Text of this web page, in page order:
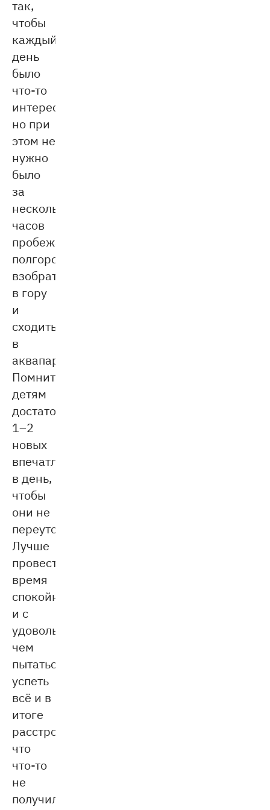
так,
чтобы
каждый
день
было
что-то
интересное,
но при
этом не
нужно
было
за
несколько
часов
пробежать
полгорода,
взобраться
в гору
и
сходить
в
аквапарк.
Помните:
детям
достаточно
1–2
новых
впечатлений
в день,
чтобы
они не
переутомились.
Лучше
провести
время
спокойно
и с
удовольствием,
чем
пытаться
успеть
всё и в
итоге
расстроиться,
что
что-то
не
получилось.